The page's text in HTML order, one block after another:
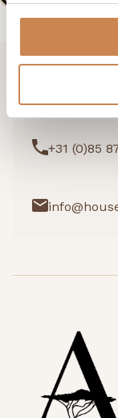
Ik wil
+31 (0)85